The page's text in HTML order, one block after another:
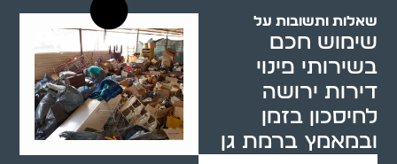
שאלות ותשובות על
שימוש חכם
בשירותי פינוי
דירות ירושה
לחיסכון בזמן
ובמאמץ ברמת גן